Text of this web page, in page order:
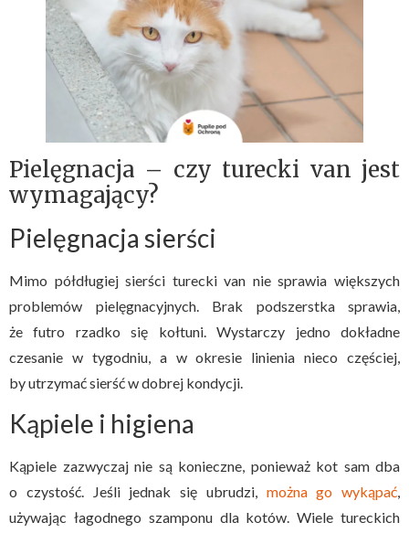
Pielęgnacja – czy turecki van jest
wymagający?
Pielęgnacja sierści
Mimo półdługiej sierści turecki van nie sprawia większych
problemów pielęgnacyjnych. Brak podszerstka sprawia,
że futro rzadko się kołtuni. Wystarczy jedno dokładne
czesanie w tygodniu, a w okresie linienia nieco częściej,
by utrzymać sierść w dobrej kondycji.
Kąpiele i higiena
Kąpiele zazwyczaj nie są konieczne, ponieważ kot sam dba
o czystość. Jeśli jednak się ubrudzi, można go wykąpać,
używając łagodnego szamponu dla kotów. Wiele tureckich